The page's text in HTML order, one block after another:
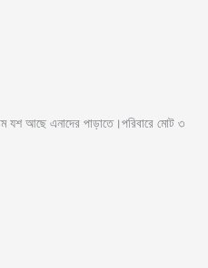
যশ আছে এনাদের পাড়াতে।পরিবারে মোট ৩